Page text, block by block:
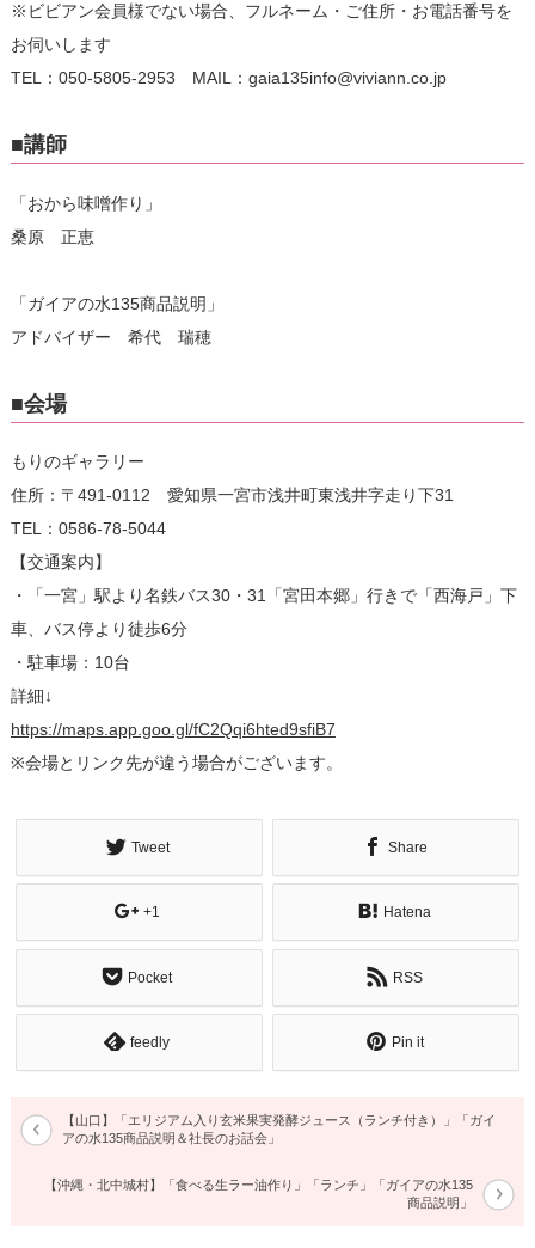
※ビビアン会員様でない場合、フルネーム・ご住所・お電話番号を
お伺いします
TEL：050-5805-2953 MAIL：gaia135info@viviann.co.jp
■講師
「おから味噌作り」
桑原 正恵
「ガイアの水135商品説明」
アドバイザー 希代 瑞穂
■会場
もりのギャラリー
住所：〒491-0112 愛知県一宮市浅井町東浅井字走り下31
TEL：0586-78-5044
【交通案内】
・「一宮」駅より名鉄バス30・31「宮田本郷」行きで「西海戸」下
車、バス停より徒歩6分
・駐車場：10台
詳細↓
https://maps.app.goo.gl/fC2Qqi6hted9sfiB7
※会場とリンク先が違う場合がございます。
Tweet Share
+1 Hatena
Pocket RSS
feedly Pin it
【山口】「エリジアム入り玄米果実発酵ジュース（ランチ付き）」「ガイ
アの水135商品説明＆社長のお話会」
【沖縄・北中城村】「食べる生ラー油作り」「ランチ」「ガイアの水135
商品説明」